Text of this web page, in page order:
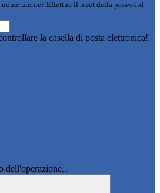
utente? Effettua il reset della password
la casella di posta elettronica!
dell'operazione...